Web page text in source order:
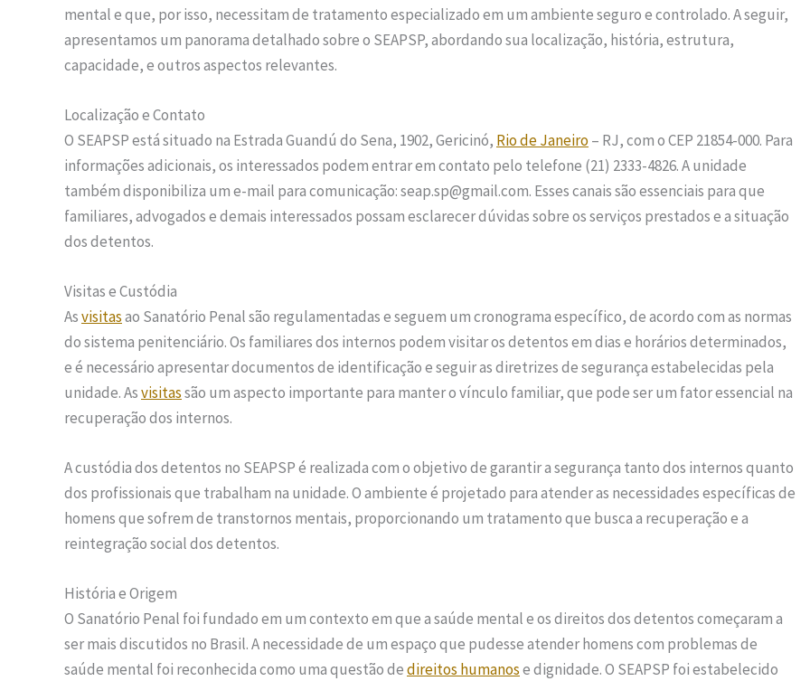
mental e que, por isso, necessitam de tratamento especializado em um ambiente seguro e controlado. A seguir,
apresentamos um panorama detalhado sobre o SEAPSP, abordando sua localização, história, estrutura,
capacidade, e outros aspectos relevantes.
Localização e Contato
O SEAPSP está situado na Estrada Guandú do Sena, 1902, Gericinó, Rio de Janeiro– RJ, com o CEP 21854-000. Para
informações adicionais, os interessados podem entrar em contato pelo telefone (21) 2333-4826. A unidade
também disponibiliza um e-mail para comunicação: seap.sp@gmail.com. Esses canais são essenciais para que
familiares, advogados e demais interessados possam esclarecer dúvidas sobre os serviços prestados e a situação
dos detentos.
Visitas e Custódia
Asvisitasao Sanatório Penal são regulamentadas e seguem um cronograma específico, de acordo com as normas
do sistema penitenciário. Os familiares dos internos podem visitar os detentos em dias e horários determinados,
e é necessário apresentar documentos de identificação e seguir as diretrizes de segurança estabelecidas pela
unidade. Asvisitassão um aspecto importante para manter o vínculo familiar, que pode ser um fator essencial na
recuperação dos internos.
A custódia dos detentos no SEAPSP é realizada com o objetivo de garantir a segurança tanto dos internos quanto
dos profissionais que trabalham na unidade. O ambiente é projetado para atender as necessidades específicas de
homens que sofrem de transtornos mentais, proporcionando um tratamento que busca a recuperação e a
reintegração social dos detentos.
História e Origem
O Sanatório Penal foi fundado em um contexto em que a saúde mental e os direitos dos detentos começaram a
ser mais discutidos no Brasil. A necessidade de um espaço que pudesse atender homens com problemas de
saúde mental foi reconhecida como uma questão dedireitos humanose dignidade. O SEAPSP foi estabelecido